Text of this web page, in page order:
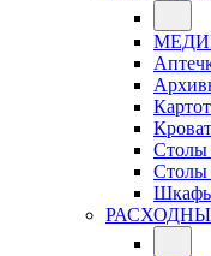
Столы
Столы